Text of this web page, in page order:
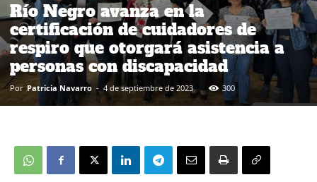
Río Negro avanza en la
certificación de cuidadores de
respiro que otorgará asistencia a
personas con discapacidad
Por Patricia Navarro - 4 de septiembre de 2023 300